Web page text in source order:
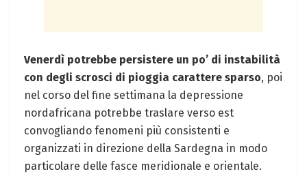
Venerdì potrebbe persistere un po’ di instabilità
con degli scrosci di pioggia carattere sparso, poi
nel corso del fine settimana la depressione
nordafricana potrebbe traslare verso est
convogliando fenomeni più consistenti e
organizzati in direzione della Sardegna in modo
particolare delle fasce meridionale e orientale.